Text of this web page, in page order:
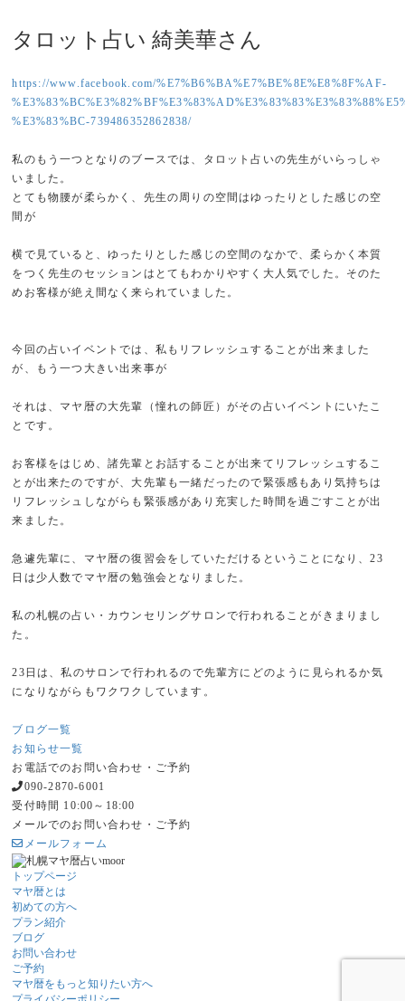
タロット占い 綺美華さん
https://www.facebook.com/%E7%B6%BA%E7%BE%8E%E8%8F%AF-
%E3%83%BC-739486352862838/
私のもう一つとなりのブースでは、タロット占いの先生がいらっしゃ
いました。
とても物腰が柔らかく、先生の周りの空間はゆったりとした感じの空
間が
横で見ていると、ゆったりとした感じの空間のなかで、柔らかく本質
をつく先生のセッションはとてもわかりやすく大人気でした。そのた
めお客様が絶え間なく来られていました。
今回の占いイベントでは、私もリフレッシュすることが出来ました
が、もう一つ大きい出来事が
それは、マヤ暦の大先輩（憧れの師匠）がその占いイベントにいたこ
とです。
お客様をはじめ、諸先輩とお話することが出来てリフレッシュするこ
とが出来たのですが、大先輩も一緒だったので緊張感もあり気持ちは
リフレッシュしながらも緊張感があり充実した時間を過ごすことが出
来ました。
急遽先輩に、マヤ暦の復習会をしていただけるということになり、23
日は少人数でマヤ暦の勉強会となりました。
私の札幌の占い・カウンセリングサロンで行われることがきまりまし
た。
23日は、私のサロンで行われるので先輩方にどのように見られるか気
になりながらもワクワクしています。
ブログ一覧
お知らせ一覧
お電話でのお問い合わせ・ご予約
090-2870-6001
受付時間 10:00～18:00
メールでのお問い合わせ・ご予約
メールフォーム
トップページ
マヤ暦とは
初めての方へ
プラン紹介
ブログ
お問い合わせ
ご予約
マヤ暦をもっと知りたい方へ